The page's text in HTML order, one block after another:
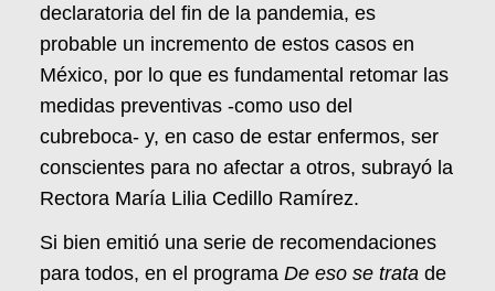
declaratoria del fin de la pandemia, es
probable un incremento de estos casos en
México, por lo que es fundamental retomar las
medidas preventivas -como uso del
cubreboca- y, en caso de estar enfermos, ser
conscientes para no afectar a otros, subrayó la
Rectora María Lilia Cedillo Ramírez.
Si bien emitió una serie de recomendaciones
para todos, en el programa De eso se trata de